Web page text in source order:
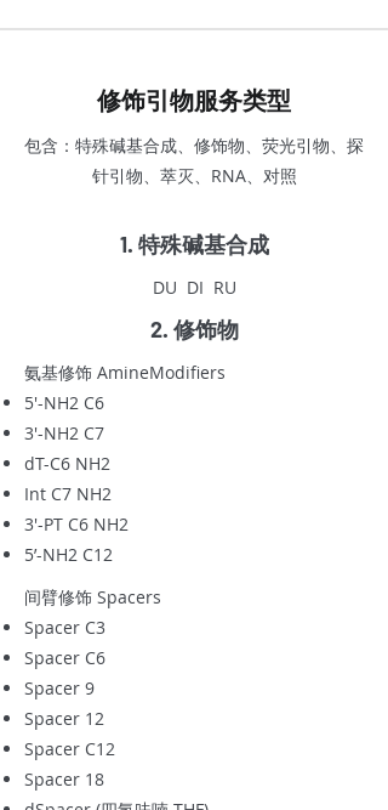
修饰引物服务类型
包含：特殊碱基合成、修饰物、荧光引物、探
针引物、萃灭、RNA、对照
1. 特殊碱基合成
DU DI RU
2. 修饰物
氨基修饰 AmineModifiers
5'-NH2 C6
3'-NH2 C7
dT-C6 NH2
Int C7 NH2
3'-PT C6 NH2
5’-NH2 C12
间臂修饰 Spacers
Spacer C3
Spacer C6
Spacer 9
Spacer 12
Spacer C12
Spacer 18